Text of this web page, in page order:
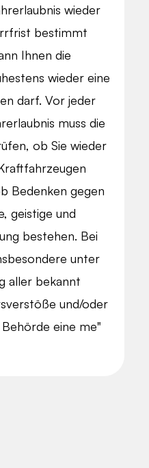
wieder
bestimmt
Ihnen die
wieder eine
darf. Vor jeder
muss die
ob Sie wieder
Bedenken gegen
geistige und
bestehen. Bei
unter
aller bekannt
und/oder
eine me"